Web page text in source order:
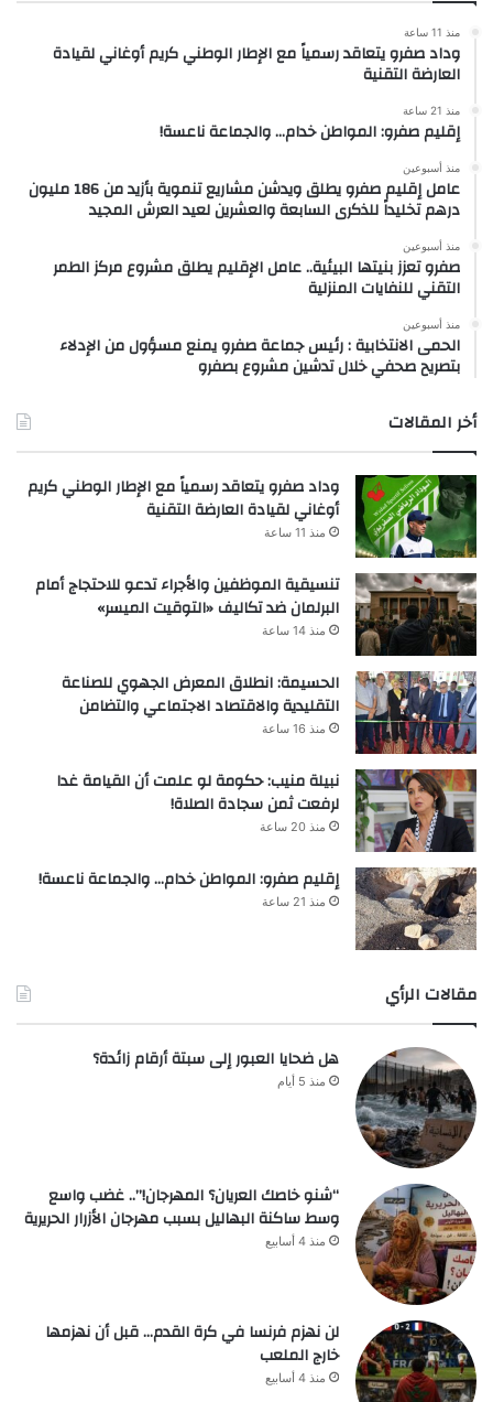
منذ 11 ساعة
وداد صفرو يتعاقد رسمياً مع الإطار الوطني كريم أوغاني لقيادة
العارضة التقنية
منذ 21 ساعة
إقليم صفرو: المواطن خدام… والجماعة ناعسة!
منذ أسبوعين
عامل إقليم صفرو يطلق ويدشن مشاريع تنموية بأزيد من 186 مليون
درهم تخليداً للذكرى السابعة والعشرين لعيد العرش المجيد
منذ أسبوعين
صفرو تعزز بنيتها البيئية.. عامل الإقليم يطلق مشروع مركز الطمر
التقني للنفايات المنزلية
منذ أسبوعين
الحمى الانتخابية : رئيس جماعة صفرو يمنع مسؤول من الإدلاء
بتصريح صحفي خلال تدشين مشروع بصفرو
أخر المقالات
وداد صفرو يتعاقد رسمياً مع الإطار الوطني كريم
أوغاني لقيادة العارضة التقنية
منذ 11 ساعة
تنسيقية الموظفين والأجراء تدعو للاحتجاج أمام
البرلمان ضد تكاليف «التوقيت الميسر»
منذ 14 ساعة
الحسيمة: انطلاق المعرض الجهوي للصناعة
التقليدية والاقتصاد الاجتماعي والتضامن
منذ 16 ساعة
نبيلة منيب: حكومة لو علمت أن القيامة غدا
لرفعت ثمن سجادة الصلاة!
منذ 20 ساعة
إقليم صفرو: المواطن خدام… والجماعة ناعسة!
منذ 21 ساعة
مقالات الرأي
هل ضحايا العبور إلى سبتة أرقام زائدة؟
منذ 5 أيام
“شنو خاصك العريان؟ المهرجان!”.. غضب واسع
وسط ساكنة البهاليل بسبب مهرجان الأزرار الحريرية
منذ 4 أسابيع
لن نهزم فرنسا في كرة القدم… قبل أن نهزمها
خارج الملعب
منذ 4 أسابيع